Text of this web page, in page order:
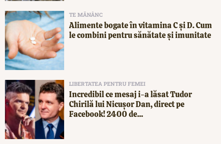
TE MĂNÂNC
Alimente bogate în vitamina C și D. Cum
le combini pentru sănătate și imunitate
LIBERTATEA PENTRU FEMEI
Incredibil ce mesaj i-a lăsat Tudor
Chirilă lui Nicușor Dan, direct pe
Facebook! 2400 de...